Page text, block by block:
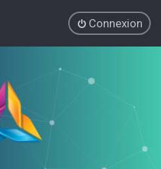
Connexion